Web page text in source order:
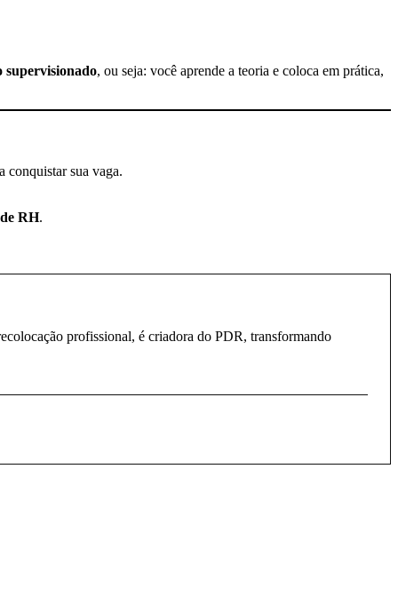
supervisionado, ou seja: você aprende a teoria e coloca em prática,
conquistar sua vaga.
RH.
profissional, é criadora do PDR, transformando